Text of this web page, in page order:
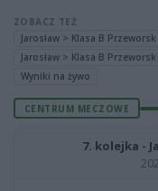
ZOBACZ TEŻ
Jarosław > Klasa B
Jarosław > Klasa B
Wyniki na żywo
CENTRUM MECZOWE
7. kolejka -